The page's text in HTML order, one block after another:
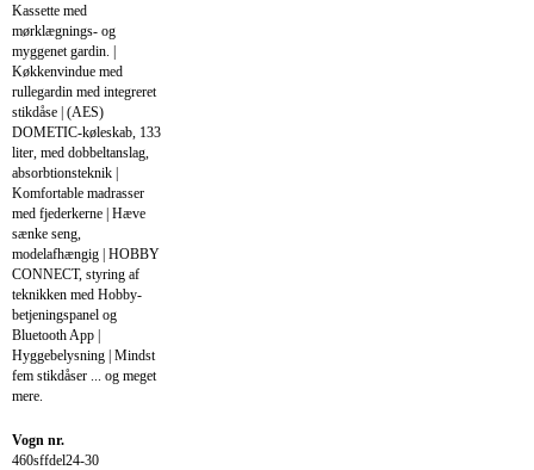
Kassette med
mørklægnings- og
myggenet gardin. |
Køkkenvindue med
rullegardin med integreret
stikdåse | (AES)
DOMETIC-køleskab, 133
liter, med dobbeltanslag,
absorbtionsteknik |
Komfortable madrasser
med fjederkerne | Hæve
sænke seng,
modelafhængig | HOBBY
CONNECT, styring af
teknikken med Hobby-
betjeningspanel og
Bluetooth App |
Hyggebelysning | Mindst
fem stikdåser ... og meget
mere.
Vogn nr.
460sffdel24-30